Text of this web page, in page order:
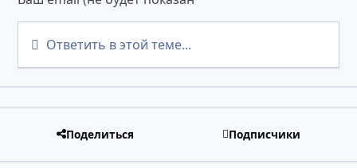
Ответить в этой теме...
Поделиться Подписчики